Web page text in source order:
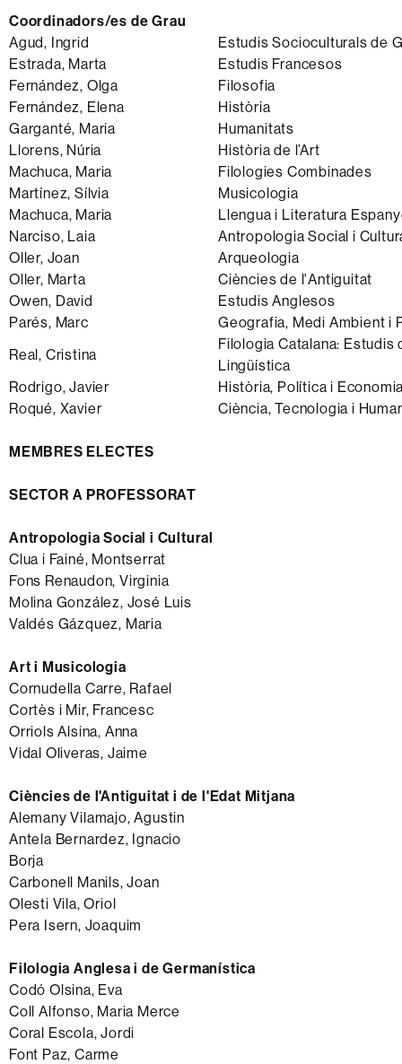
Coordinadors/es de Grau
Agud, Ingrid
Estudis Socioculturals de
Estrada, Marta
Estudis Francesos
Fernández, Olga
Filosofia
Fernández, Elena
Història
Garganté, Maria
Humanitats
Llorens, Núria
Història de l’Art
Machuca, Maria
Filologies Combinades
Martínez, Sílvia
Musicologia
Machuca, Maria
Llengua i Literatura
Narciso, Laia
Antropologia Social i
Oller, Joan
Arqueologia
Oller, Marta
Ciències de l'Antiguitat
Owen, David
Estudis Anglesos
Parés, Marc
Geografia, Medi Ambient i
Real, Cristina
Filologia Catalana: Estudis
Lingüística
Rodrigo, Javier
Història, Política i
Roqué, Xavier
Ciència, Tecnologia i
MEMBRES ELECTES
SECTOR A PROFESSORAT
Antropologia Social i Cultural
Clua i Fainé, Montserrat
Fons Renaudon, Virginia
Molina González, José Luis
Valdés Gázquez, Maria
Art i Musicologia
Cornudella Carre, Rafael
Cortès i Mir, Francesc
Orriols Alsina, Anna
Vidal Oliveras, Jaime
Ciències de l'Antiguitat i de l'Edat Mitjana
Alemany Vilamajo, Agustin
Antela Bernardez, Ignacio
Borja
Carbonell Manils, Joan
Olesti Vila, Oriol
Pera Isern, Joaquim
Filologia Anglesa i de Germanística
Codó Olsina, Eva
Coll Alfonso, Maria Merce
Coral Escola, Jordi
Font Paz, Carme